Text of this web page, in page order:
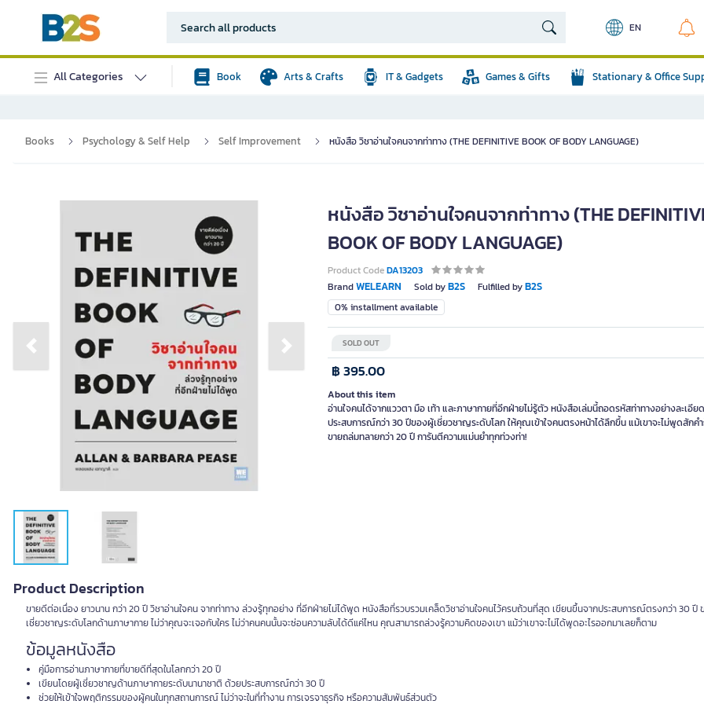
EN
All Categories Book Arts & Crafts IT & Gadgets Games & Gifts Stationary & Office
Books Psychology & Self Help Self Improvement หนังสือ วิชาอ่านใจคนจากท่าทาง (THE DEFINITIVE BOOK OF BODY LANGUAGE)
Previous slide Next slide
หนังสือ วิชาอ่านใจคนจากท่าทาง (THE
BOOK OF BODY LANGUAGE)
Product CodeDA13203
BrandWELEARN Sold byB2S Fulfilled byB2S
0% installment available
SOLD OUT
฿ 395.00
About this item
อ่านใจคนได้จากแววตา มือ เท้า และภาษากายที่อีกฝ่ายไม่รู้ตัว หนังสือเล่มนี้ถอดรหัสท่าทางอย่างละเอีย
ประสบการณ์กว่า 30 ปีของผู้เชี่ยวชาญระดับโลก ให้คุณเข้าใจคนตรงหน้าได้ลึกขึ้น แม้เขาจะไม่พูดสักค
ขายถล่มทลายกว่า 20 ปี การันตีความแม่นยำทุกท่วงท่า!
Product Description
ขายดีต่อเนื่อง ยาวนาน กว่า 20 ปี วิชาอ่านใจคน จากท่าทาง ล่วงรู้ทุกอย่าง ที่อีกฝ่ายไม่ได้พูด หนังสือที่รวบรวมเคล็ดวิชาอ่านใจคนไว้ครบถ้วนที่สุด เขียนขึ้นจากประสบการณ์ตรงกว่า 30
เชี่ยวชาญระดับโลกด้านภาษากาย ไม่ว่าคุณจะเจอกับใคร ไม่ว่าคนคนนั้นจะซ่อนความลับได้ดีแค่ไหน คุณสามารถล่วงรู้ความคิดของเขา แม้ว่าเขาจะไม่ได้พูดอะไรออกมาเลยก็ตาม
ข้อมูลหนังสือ
คู่มือการอ่านภาษากายที่ขายดีที่สุดในโลกกว่า 20 ปี
เขียนโดยผู้เชี่ยวชาญด้านภาษากายระดับนานาชาติ ด้วยประสบการณ์กว่า 30 ปี
ช่วยให้เข้าใจพฤติกรรมของผู้คนในทุกสถานการณ์ ไม่ว่าจะในที่ทำงาน การเจรจาธุรกิจ หรือความสัมพันธ์ส่วนตัว